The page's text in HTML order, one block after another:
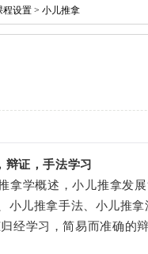
程设置 > 小儿推拿
辩证，手法学习
拿学概述，小儿推拿发
小儿推拿手法、小儿推拿
经学习，简易而准确的